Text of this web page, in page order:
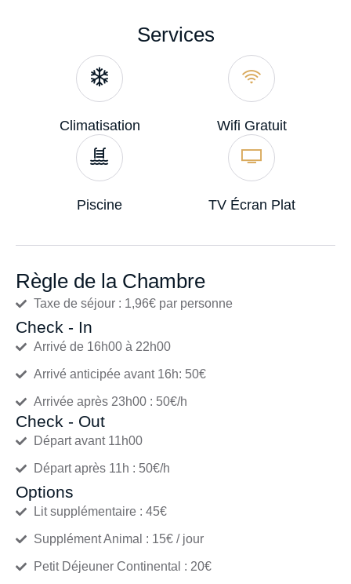
Services
Climatisation Wifi Gratuit
Piscine TV Écran Plat
Règle de la Chambre
Taxe de séjour : 1,96€ par personne
Check - In
Arrivé de 16h00 à 22h00
Arrivé anticipée avant 16h: 50€
Arrivée après 23h00 : 50€/h
Check - Out
Départ avant 11h00
Départ après 11h : 50€/h
Options
Lit supplémentaire : 45€
Supplément Animal : 15€ / jour
Petit Déjeuner Continental : 20€